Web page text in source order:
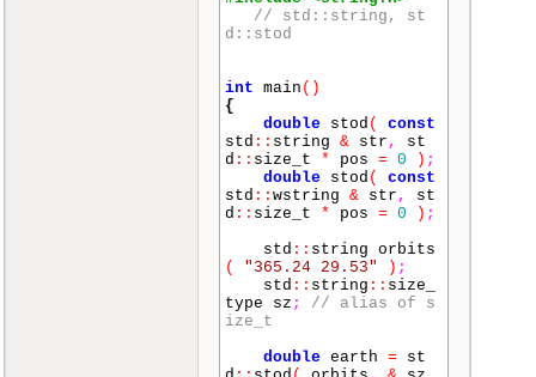
// std::string, st
d::stod
int main ()
{
double stod (
const
std :: string & str ,
st
d :: size_t * pos = 0 ) ;
double stod (
const
std :: wstring & str ,
st
d :: size_t * pos = 0 ) ;
std :: string orbits
(
"365.24 29.53" ) ;
std :: string :: size_
type sz ;
// alias of s
ize_t
double earth = st